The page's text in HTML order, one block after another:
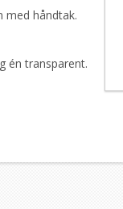
med håndtak.
én transparent.